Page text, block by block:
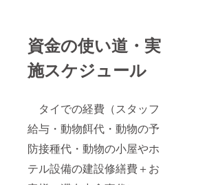
資金の使い道・実
施スケジュール
タイでの経費（スタッフ
給与・動物餌代・動物の予
防接種代・動物の小屋やホ
テル設備の建設修繕費＋お